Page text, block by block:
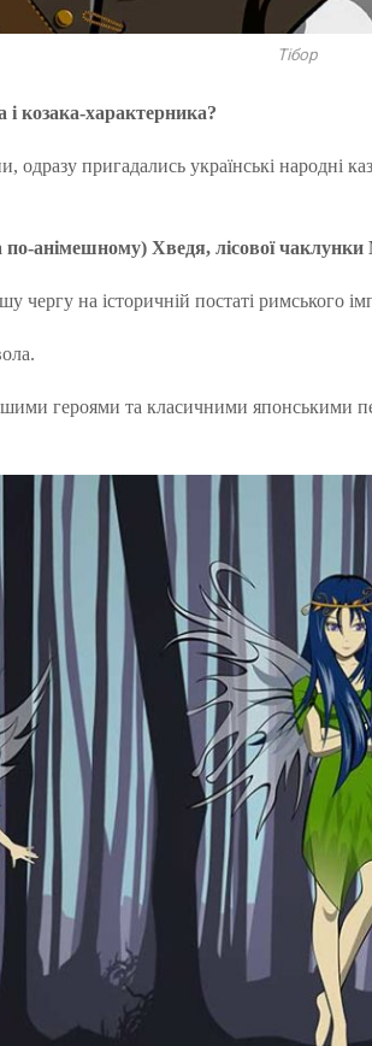
Тібор
козака-характерника?
пригадались українські народні
анімешному) Хведя, лісової чаклунки
чергу на історичній постаті римського
героями та класичними